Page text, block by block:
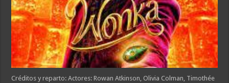
Créditos y reparto: Actores: Rowan Atkinson, Olivia Colman, Timothée